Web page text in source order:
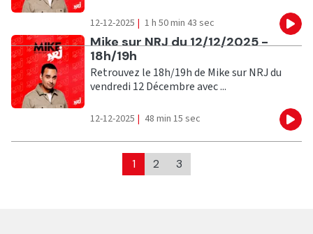
12-12-2025 | 1 h 50 min 43 sec
Ecouter
Mike sur NRJ du 12/12/2025 -
18h/19h
Retrouvez le 18h/19h de Mike sur NRJ du
vendredi 12 Décembre avec ...
12-12-2025 | 48 min 15 sec
1 2 3